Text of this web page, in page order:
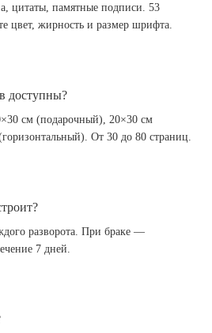
цитаты, памятные подписи. 53
цвет, жирность и размер шрифта.
доступны?
см (подарочный), 20×30 см
От 30 до 80 страниц.
разворота. При браке —
7 дней.